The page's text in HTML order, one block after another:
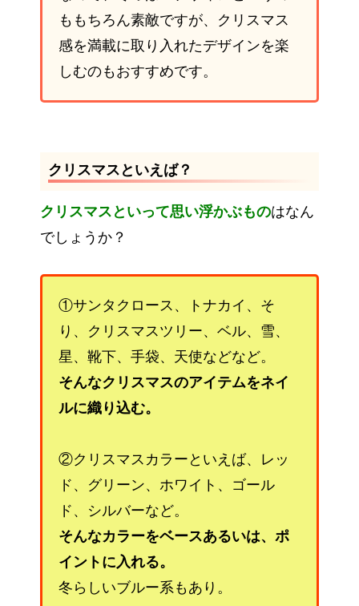
ももちろん素敵ですが、クリスマス
感を満載に取り入れたデザインを楽
しむのもおすすめです。
クリスマスといえば？
クリスマスといって思い浮かぶものはなん
でしょうか？
①サンタクロース、トナカイ、そ
り、クリスマスツリー、ベル、雪、
星、靴下、手袋、天使などなど。
そんなクリスマスのアイテムをネイ
ルに織り込む。
②クリスマスカラーといえば、レッ
ド、グリーン、ホワイト、ゴール
ド、シルバーなど。
そんなカラーをベースあるいは、ポ
イントに入れる。
冬らしいブルー系もあり。